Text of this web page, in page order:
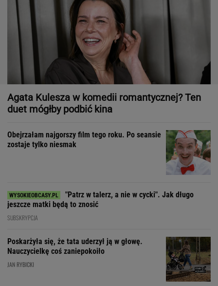
Agata Kulesza w komedii romantycznej? Ten
duet mógłby podbić kina
Obejrzałam najgorszy film tego roku. Po seansie
zostaje tylko niesmak
"Patrz w talerz, a nie w cycki". Jak długo
jeszcze matki będą to znosić
SUBSKRYPCJA
Poskarżyła się, że tata uderzył ją w głowę.
Nauczycielkę coś zaniepokoiło
JAN RYBICKI